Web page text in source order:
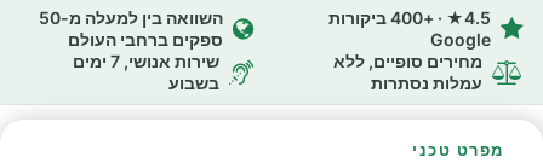
4.5★ · +400 ביקורות
Google
השוואה בין למעלה מ-50
ספקים ברחבי העולם
מחירים סופיים, ללא
עמלות נסתרות
שירות אנושי, 7 ימים
בשבוע
מפרט טכני